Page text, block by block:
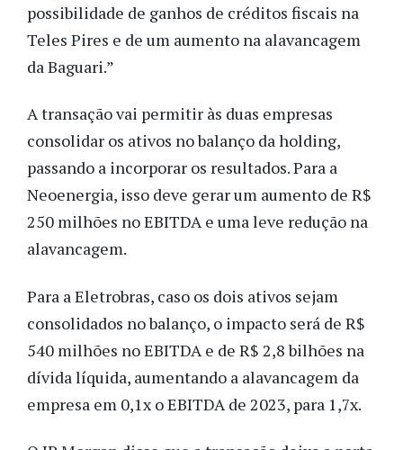
possibilidade de ganhos de créditos fiscais na
Teles Pires e de um aumento na alavancagem
da Baguari.”
A transação vai permitir às duas empresas
consolidar os ativos no balanço da holding,
passando a incorporar os resultados. Para a
Neoenergia, isso deve gerar um aumento de R$
250 milhões no EBITDA e uma leve redução na
alavancagem.
Para a Eletrobras, caso os dois ativos sejam
consolidados no balanço, o impacto será de R$
540 milhões no EBITDA e de R$ 2,8 bilhões na
dívida líquida, aumentando a alavancagem da
empresa em 0,1x o EBITDA de 2023, para 1,7x.